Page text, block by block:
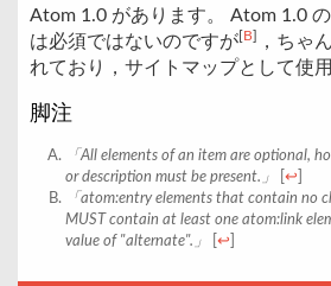
Atom 1.0 があります。 Atom 1.0
は必須ではないのですが[B]
，ちゃ
れており，サイトマップとして使
脚注
All elements of an item are optional,
or description must be present.
↩
atom:entry elements that contain no
MUST contain at least one atom:link
value of "alternate".
↩